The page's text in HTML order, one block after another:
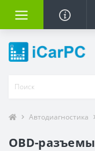
Автодиагностика
OBD-